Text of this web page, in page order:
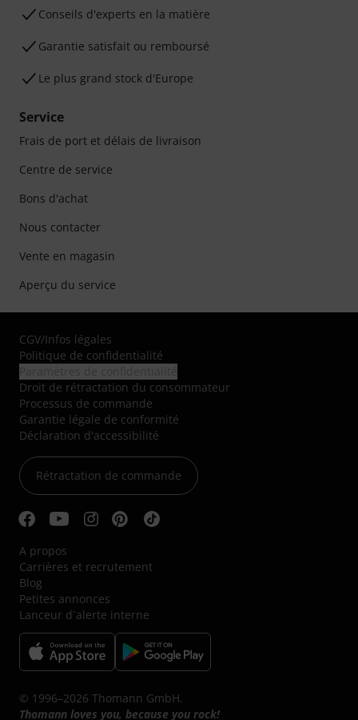
Conseils d'experts en la matière
Garantie satisfait ou remboursé
Le plus grand stock d'Europe
Service
Frais de port et délais de livraison
Centre de service
Bons d'achat
Nous contacter
Vente en magasin
Aperçu du service
CGV/Infos légales
Politique de confidentialité
Droit de rétractation du consommateur
Processus de commande
Garantie légale de conformité
Déclaration d'accessibilité
Rétractation de commande
A propos
Carrières et recrutement
Blog
Petites annonces
Lanceur d´alerte interne
© 1996–2026 Thomann GmbH.
Thomann loves you, because you rock!